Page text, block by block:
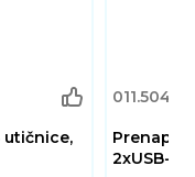
utičnice,
2xUSB-A,